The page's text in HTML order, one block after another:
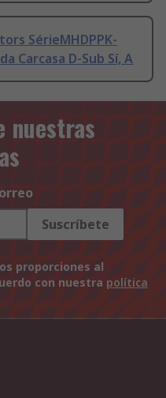
SérieMHDPPK-
Carcasa D-Sub Sí, A
nuestras
Suscríbete
proporciones al
con nuestra política